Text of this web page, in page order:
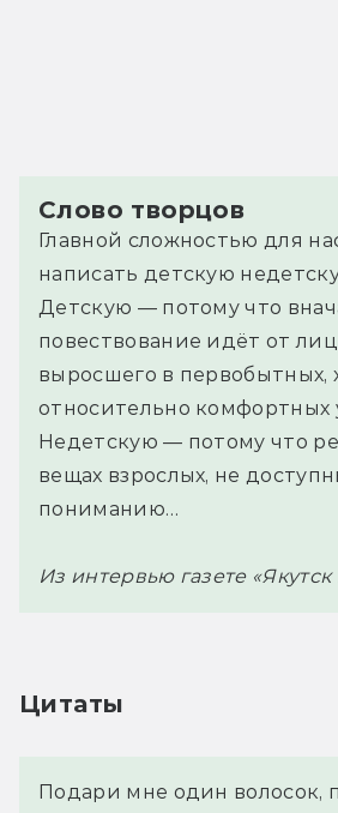
Слово творцов
Главной сложностью для
написать детскую
Детскую — потому что
повествование идёт от
выросшего в первобытных,
относительно комфортных
Недетскую — потому что
вещах взрослых, не
пониманию…
Из интервью газете
Цитаты
Подари мне один волосок,